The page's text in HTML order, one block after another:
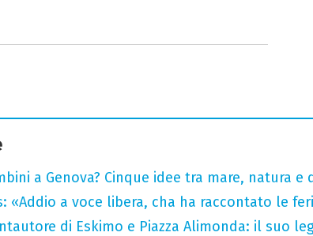
a Genova? Cinque idee tra mare, natura e
«Addio a voce libera, cha ha raccontato le
di Eskimo e Piazza Alimonda: il suo